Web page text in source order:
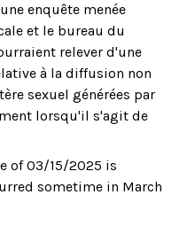
enquête menée
et le bureau du
relever d'une
à la diffusion non
sexuel générées par
lorsqu'il s'agit de
of 03/15/2025 is
sometime in March